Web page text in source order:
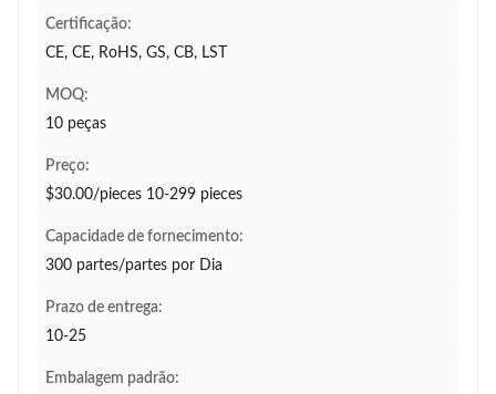
Certificação:
CE, CE, RoHS, GS, CB, LST
MOQ:
10 peças
Preço:
$30.00/pieces 10-299 pieces
Capacidade de fornecimento:
300 partes/partes por Dia
Prazo de entrega:
10-25
Embalagem padrão: